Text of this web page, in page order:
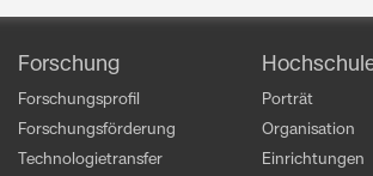
Forschung
Forschungsprofil
Forschungsförderung
Technologietransfer
Porträt
Organisation
Einrichtungen